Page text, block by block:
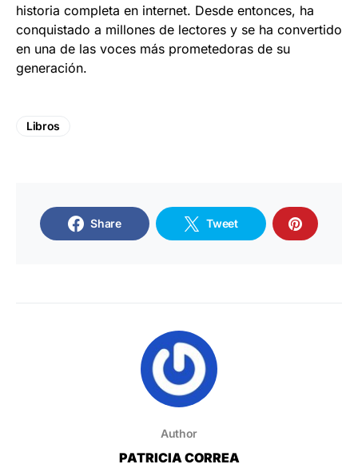
historia completa en internet. Desde entonces, ha
conquistado a millones de lectores y se ha convertido
en una de las voces más prometedoras de su
generación.
Libros
Share Tweet
Author
PATRICIA CORREA